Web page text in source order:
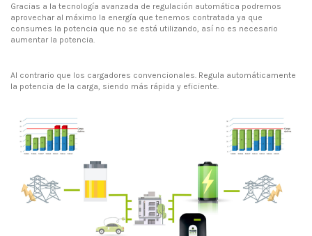
Gracias a la tecnología avanzada de regulación automática podremos
aprovechar al máximo la energía que tenemos contratada ya que
consumes la potencia que no se está utilizando, así no es necesario
aumentar la potencia.
Al contrario que los cargadores convencionales. Regula automáticamente
la potencia de la carga, siendo más rápida y eficiente.